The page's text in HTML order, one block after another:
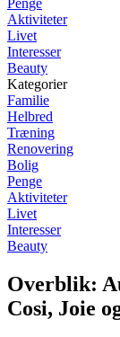
Penge
Aktiviteter
Livet
Interesser
Beauty
Kategorier
Familie
Helbred
Træning
Renovering
Bolig
Penge
Aktiviteter
Livet
Interesser
Beauty
Overblik:
Cosi, Joie